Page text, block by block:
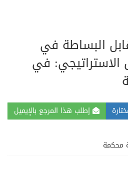
البساطة في
في
إطلب هذا المرجع بالإيميل
محكمة